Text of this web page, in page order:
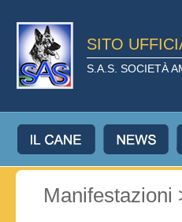
SITO
S.A.S. SOCIETÀ
Manifestazioni